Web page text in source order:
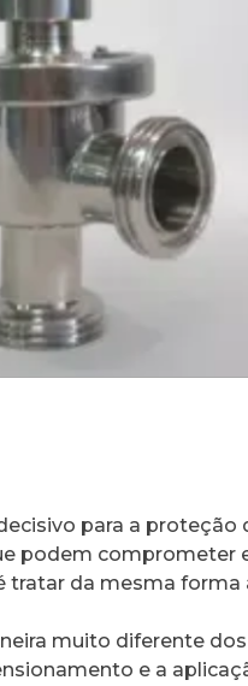
para a
podem comprometer
da mesma
muito diferente
e a